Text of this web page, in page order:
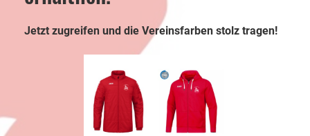
Jetzt zugreifen und die Vereinsfarben stolz tragen!